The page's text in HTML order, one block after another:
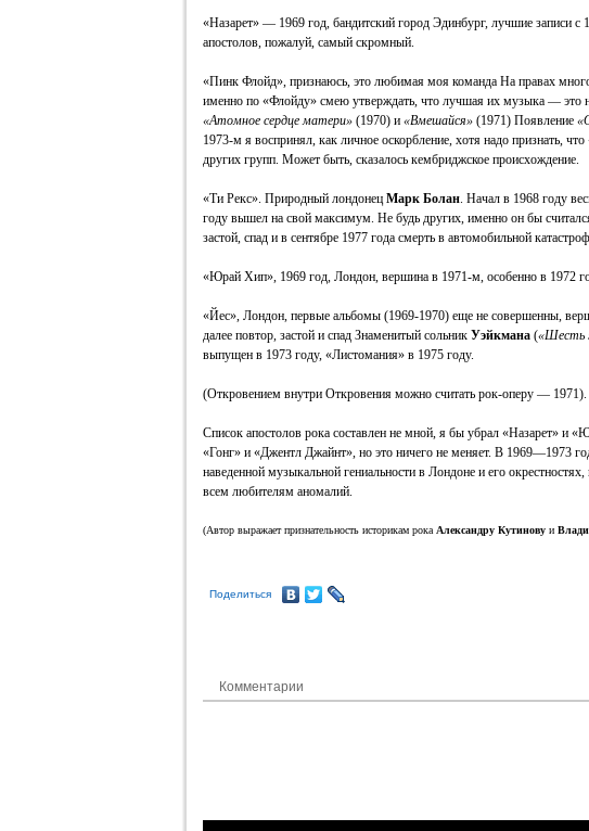
«Назарет» — 1969 год, бандитский город Эдинбург, лучшие записи с
апостолов, пожалуй, самый скромный.
«Пинк Флойд», признаюсь, это любимая моя команда На правах
именно по «Флойду» смею утверждать, что лучшая их музыка — это
«Атомное сердце матери» (1970) и «Вмешайся» (1971) Появление
1973-м я воспринял, как личное оскорбление, хотя надо признать,
других групп. Может быть, сказалось кембриджское происхождение.
«Ти Рекс». Природный лондонец Марк Болан. Начал в 1968 году
году вышел на свой максимум. Не будь других, именно он бы
застой, спад и в сентябре 1977 года смерть в автомобильной
«Юрай Хип», 1969 год, Лондон, вершина в 1971-м, особенно в 1972
«Йес», Лондон, первые альбомы (1969-1970) еще не совершенны,
далее повтор, застой и спад Знаменитый сольник Уэйкмана («Шесть
выпущен в 1973 году, «Листомания» в 1975 году.
(Откровением внутри Откровения можно считать рок-оперу — 1971).
Список апостолов рока составлен не мной, я бы убрал «Назарет» и
«Гонг» и «Джентл Джайнт», но это ничего не меняет. В 1969—1973
наведенной музыкальной гениальности в Лондоне и его
всем любителям аномалий.
(Автор выражает признательность историкам рока Александру Кутинову и
Поделиться
Комментарии